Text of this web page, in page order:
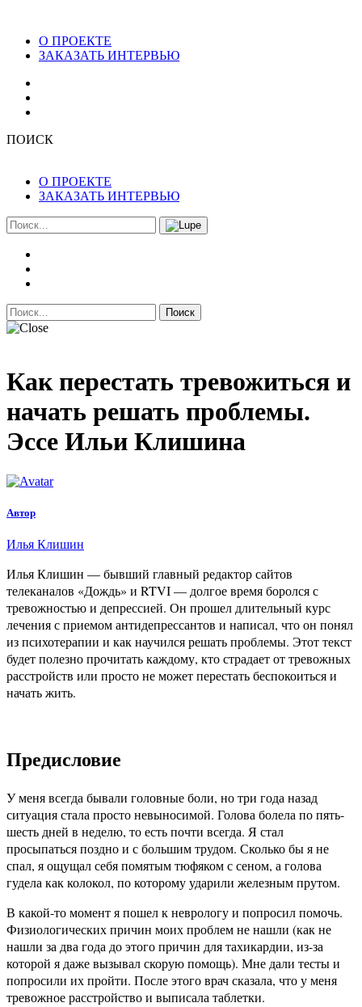
О ПРОЕКТЕ
ЗАКАЗАТЬ ИНТЕРВЬЮ
ПОИСК
О ПРОЕКТЕ
ЗАКАЗАТЬ ИНТЕРВЬЮ
Поиск
Как перестать тревожиться и
начать решать проблемы.
Эссе Ильи Клишина
Автор
Илья Клишин
Илья Клишин — бывший главный редактор сайтов
телеканалов «Дождь» и RTVI — долгое время боролся с
тревожностью и депрессией. Он прошел длительный курс
лечения с приемом антидепрессантов и написал, что он понял
из психотерапии и как научился решать проблемы. Этот текст
будет полезно прочитать каждому, кто страдает от тревожных
расстройств или просто не может перестать беспокоиться и
начать жить.
Предисловие
У меня всегда бывали головные боли, но три года назад
ситуация стала просто невыносимой. Голова болела по пять-
шесть дней в неделю, то есть почти всегда. Я стал
просыпаться поздно и с большим трудом. Сколько бы я не
спал, я ощущал себя помятым тюфяком с сеном, а голова
гудела как колокол, по которому ударили железным прутом.
В какой-то момент я пошел к неврологу и попросил помочь.
Физиологических причин моих проблем не нашли (как не
нашли за два года до этого причин для тахикардии, из-за
которой я даже вызывал скорую помощь). Мне дали тесты и
попросили их пройти. После этого врач сказала, что у меня
тревожное расстройство и выписала таблетки.